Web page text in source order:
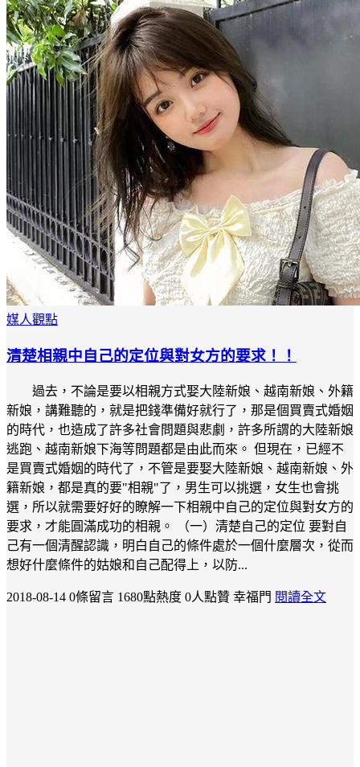
媒人觀點
清楚相親中自己的定位與對女方的要求！！
過去，不論是要以相親方式娶大陸新娘、越南新娘、外籍
新娘，講難聽的，就是把錢準備好就行了，那是個買賣式婚姻
的時代，也造成了許多社會問題與悲劇，許多所謂的大陸新娘
逃跑、越南新娘下海等問題都是由此而來。 但現在，已經不
是買賣式婚姻的時代了，不管是要娶大陸新娘、越南新娘、外
籍新娘，都是真的要"相親"了，男生可以挑選，女生也會挑
選，所以就需要好好的瞭解一下相親中自己的定位與對女方的
要求，才能圓滿成功的相親。 （一）清楚自己的定位 要對自
己有一個清醒認識，明白自己的條件處於一個什麼層次，從而
想好什麼條件的姑娘和自己配得上，以防...
2018-08-14 0條留言 1680點熱度 0人點贊 幸福門 閱讀全文